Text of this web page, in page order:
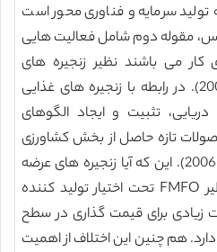
سرمایه و فناوری محور است
مقوله دوم شامل فعالیت هایی
کار می باشند نظیر زنجیره های
محصولات کشاورزی( پونته 2002). در رابطه با زنجیره های غذایی
دریایی، تثبیت و ایجاد الگوهای
تازه حاصل از بخش کشاورزی
مشکل تر است.( ویلکینسون 2006). این که آیا زنجیره های عرضه
ماهی برای کالاهای جهانی نظیر FMFO تحت اختیار تولید کننده
زیادی برای قیمت گذاری در سطح
هم چنین این اختلاف از اهمیت